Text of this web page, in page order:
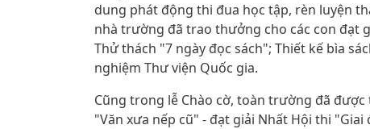
dung phát động thi đua học tập, rèn luyện
nhà trường đã trao thưởng cho các con đạt
Thử thách "7 ngày đọc sách"; Thiết kế bìa
nghiệm Thư viện Quốc gia.
Cũng trong lễ Chào cờ, toàn trường đã
"Văn xưa nếp cũ" - đạt giải Nhất Hội thi